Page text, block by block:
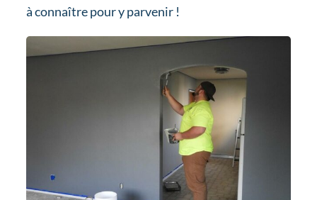
à connaître pour y parvenir !